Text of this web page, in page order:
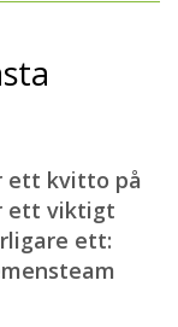
ett kvitto på
ett viktigt
ett: